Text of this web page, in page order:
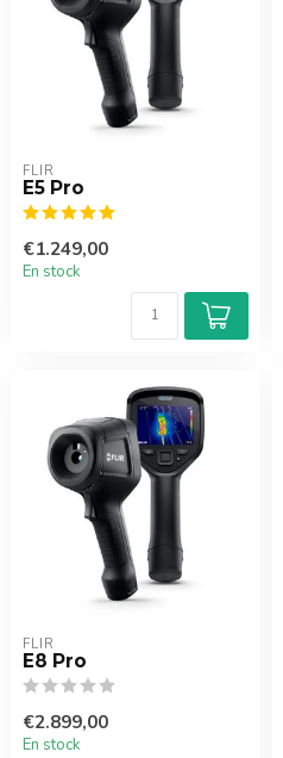
FLIR
E5 Pro
€1.249,00
En stock
FLIR
E8 Pro
€2.899,00
En stock